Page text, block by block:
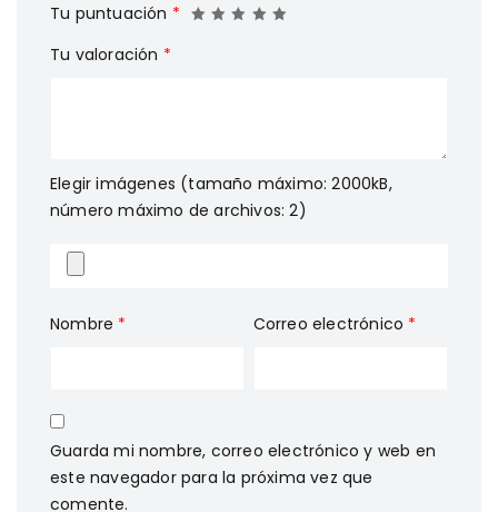
Tu puntuación *
Tu valoración *
Elegir imágenes (tamaño máximo: 2000kB,
número máximo de archivos: 2)
Nombre * Correo electrónico *
Guarda mi nombre, correo electrónico y web en
este navegador para la próxima vez que
comente.